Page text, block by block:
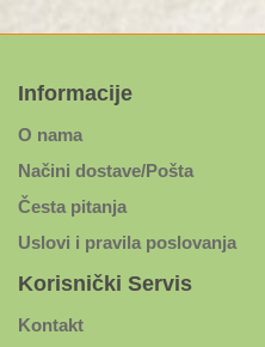
Informacije
O nama
Načini dostave/Pošta
Česta pitanja
Uslovi i pravila poslovanja
Korisnički Servis
Kontakt